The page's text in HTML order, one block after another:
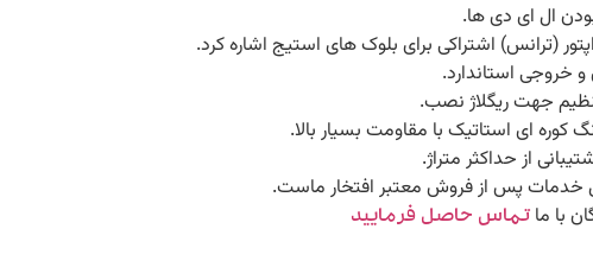
ال ای دی ها.
(ترانس) اشتراکی برای بلوک های استیج اشاره کرد.
خروجی استاندارد.
جهت ریگلاژ نصب.
کوره ای استاتیک با مقاومت بسیار بالا.
از حداکثر متراژ.
خدمات پس از فروش معتبر افتخار ماست.
با ما تماس حاصل فرمایید